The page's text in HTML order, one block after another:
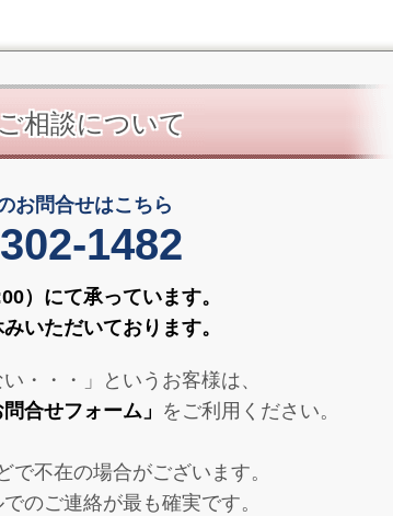
相談について
のお問合せはこちら
1482
）にて承っています。
いただいております。
・・・」というお客様は、
合せフォーム」 をご利用ください。
で不在の場合がございます。
のご連絡が最も確実です。